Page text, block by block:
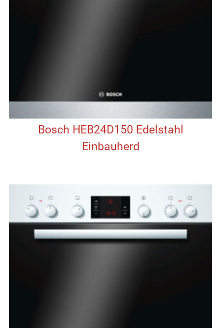
Bosch HEB24D150 Edelstahl
Einbauherd